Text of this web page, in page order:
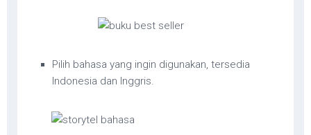
Pilih bahasa yang ingin digunakan, tersedia
Indonesia dan Inggris.